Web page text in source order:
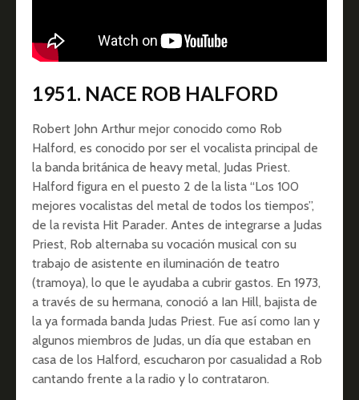
1951. NACE ROB HALFORD
Robert John Arthur mejor conocido como Rob
Halford, es conocido por ser el vocalista principal de
la banda británica de heavy metal, Judas Priest.
Halford figura en el puesto 2 de la lista “Los 100
mejores vocalistas del metal de todos los tiempos”,
de la revista Hit Parader. Antes de integrarse a Judas
Priest, Rob alternaba su vocación musical con su
trabajo de asistente en iluminación de teatro
(tramoya), lo que le ayudaba a cubrir gastos. En 1973,
a través de su hermana, conoció a Ian Hill, bajista de
la ya formada banda Judas Priest. Fue así como Ian y
algunos miembros de Judas, un día que estaban en
casa de los Halford, escucharon por casualidad a Rob
cantando frente a la radio y lo contrataron.